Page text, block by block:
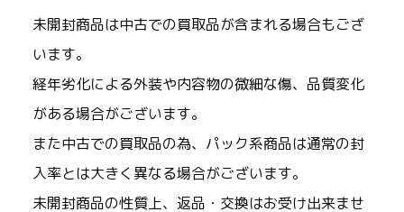
未開封商品は中古での買取品が含まれる場合もござ
います。
経年劣化による外装や内容物の微細な傷、品質変化
がある場合がございます。
また中古での買取品の為、パック系商品は通常の封
入率とは大きく異なる場合がございます。
未開封商品の性質上、返品・交換はお受け出来ませ